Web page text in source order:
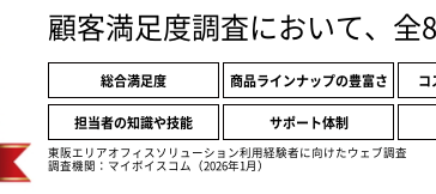
顧客満足度調査において、全
総合満足度 商品ラインナップの豊富さ コ
担当者の知識や技能 サポート体制
東阪エリアオフィスソリューション利用経験者に向けたウェブ調査
調査機関：マイボイスコム（2026年1月）